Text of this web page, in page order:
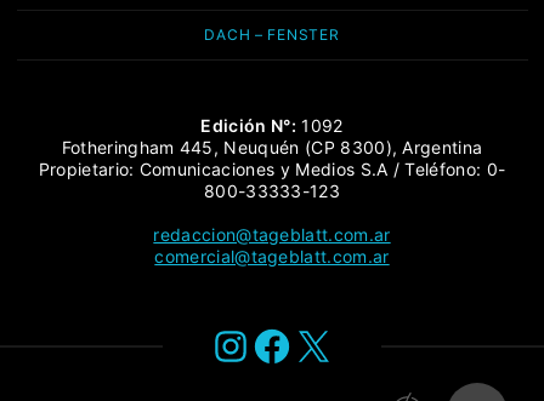
DACH – FENSTER
Edición N°: 1092
Fotheringham 445, Neuquén (CP 8300), Argentina
Propietario: Comunicaciones y Medios S.A / Teléfono: 0-
800-33333-123
redaccion@tageblatt.com.ar
comercial@tageblatt.com.ar
Instagram
Facebook
X